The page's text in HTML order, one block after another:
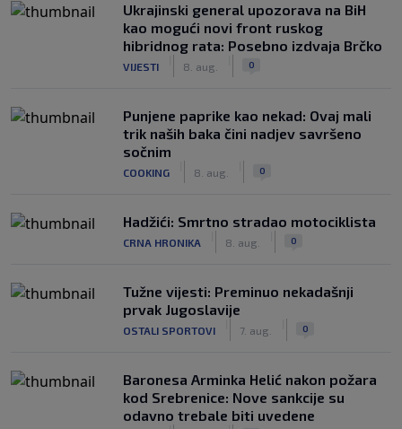
Ukrajinski general upozorava na BiH
kao mogući novi front ruskog
hibridnog rata: Posebno izdvaja Brčko
VIJESTI 8. aug. 0
Punjene paprike kao nekad: Ovaj mali
trik naših baka čini nadjev savršeno
sočnim
COOKING 8. aug. 0
Hadžići: Smrtno stradao motociklista
CRNA HRONIKA 8. aug. 0
Tužne vijesti: Preminuo nekadašnji
prvak Jugoslavije
OSTALI SPORTOVI 7. aug. 0
Baronesa Arminka Helić nakon požara
kod Srebrenice: Nove sankcije su
odavno trebale biti uvedene